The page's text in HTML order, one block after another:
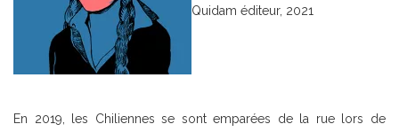
Quidam éditeur, 2021
En 2019, les Chiliennes se sont emparées de la rue lors de